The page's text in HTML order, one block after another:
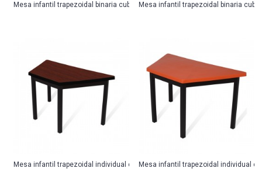
Mesa infantil trapezoidal binaria cub. melaminaMesa infantil trapezoidal binaria cub.
Mesa infantil trapezoidal individual cub. melaminaMesa infantil trapezoidal individual